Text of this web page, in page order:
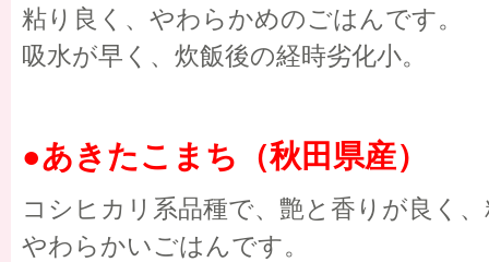
粘り良く、やわらかめのごはんです。
吸水が早く、炊飯後の経時劣化小。
●あきたこまち（秋田県産）
コシヒカリ系品種で、艶と香りが良く
やわらかいごはんです。